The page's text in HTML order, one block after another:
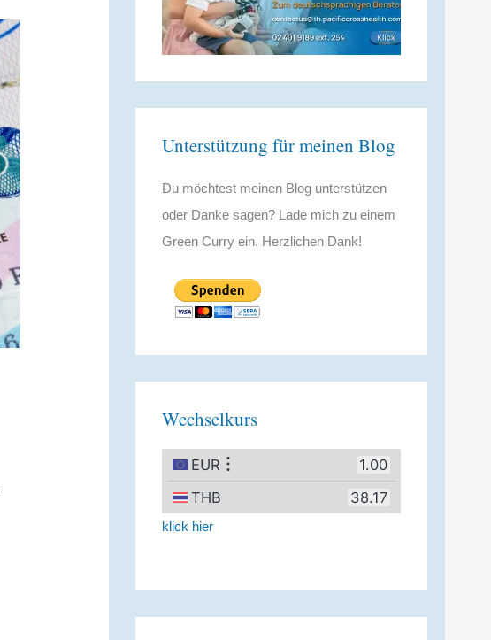
Unterstützung für meinen Blog
Du möchtest meinen Blog unterstützen
oder Danke sagen? Lade mich zu einem
Green Curry ein. Herzlichen Dank!
Wechselkurs
klick hier